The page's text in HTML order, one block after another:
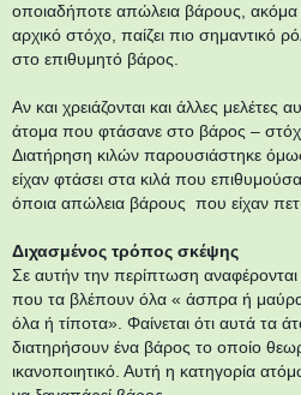
οποιαδήποτε απώλεια βάρους, ακόμα
αρχικό στόχο, παίζει πιο σημαντικό
στο επιθυμητό βάρος.
Αν και χρειάζονται και άλλες μελέτες
άτομα που φτάσανε στο βάρος –
Διατήρηση κιλών παρουσιάστηκε
είχαν φτάσει στα κιλά που
όποια απώλεια βάρους που είχαν
Διχασμένος τρόπος σκέψης
Σε αυτήν την περίπτωση
που τα βλέπουν όλα « άσπρα ή
όλα ή τίποτα». Φαίνεται ότι αυτά τα
διατηρήσουν ένα βάρος το οποίο
ικανοποιητικό. Αυτή η κατηγορία